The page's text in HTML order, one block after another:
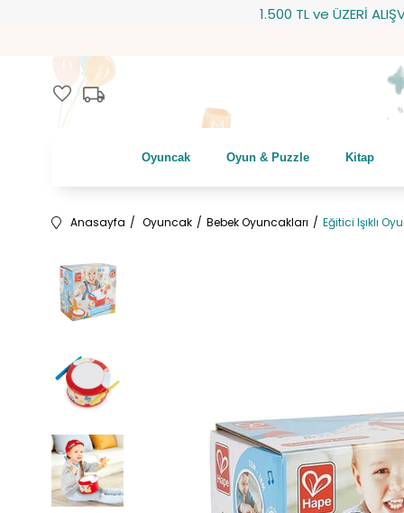
1.500 TL ve ÜZERİ
favorite local_shipping
Oyuncak Oyun & Puzzle Kitap
Anasayfa Oyuncak Bebek Oyuncakları Eğitici Işıklı